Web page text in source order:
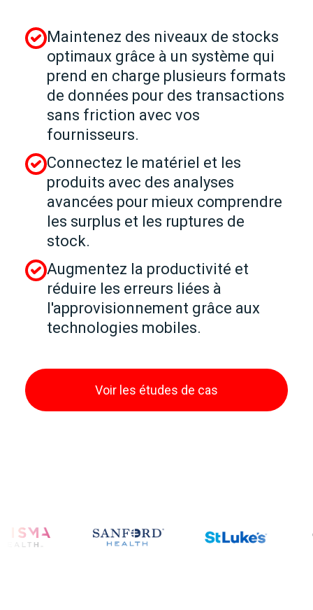
Maintenez des niveaux de stocks
optimaux grâce à un système qui
prend en charge plusieurs formats
de données pour des transactions
sans friction avec vos
fournisseurs.
Connectez le matériel et les
produits avec des analyses
avancées pour mieux comprendre
les surplus et les ruptures de
stock.
Augmentez la productivité et
réduire les erreurs liées à
l'approvisionnement grâce aux
technologies mobiles.
Voir les études de cas